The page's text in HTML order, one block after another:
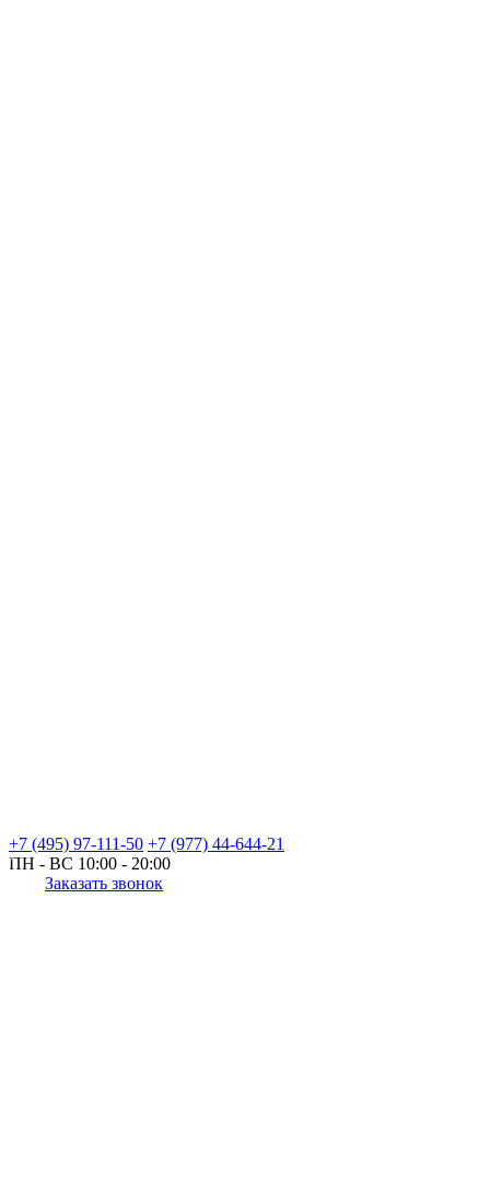
+7 (495) 97-111-50 +7 (977) 44-644-21
ПН - ВС 10:00 - 20:00
Заказать звонок